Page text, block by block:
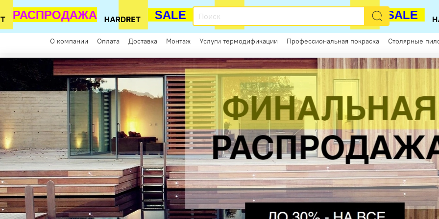
Каталог
О компании Оплата Доставка Монтаж Услуги термодификации Профессиональная покраска Столярные
РАСПРОДАЖА SALE SALE